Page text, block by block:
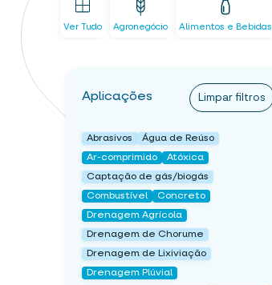
Ver Tudo Agronegócio Alimentos e Bebidas
Aplicações Limpar filtros
Abrasivos
Água de Reúso
Ar-comprimido
Atóxica
Captação de gás/biogás
Combustível
Concreto
Drenagem Agrícola
Drenagem de Chorume
Drenagem de Lixiviação
Drenagem Plúvial